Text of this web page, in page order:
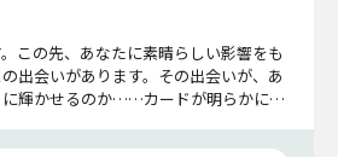
この先、あなたに素晴らしい影響をも
出会いがあります。その出会いが、あ
に輝かせるのか……カードが明らかにし